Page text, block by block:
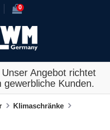
0
Unser Angebot richtet
Kunden.
Klimaschränke